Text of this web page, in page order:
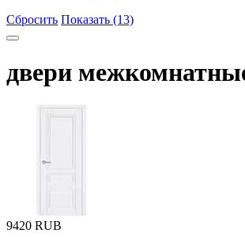
Сбросить Показать (13)
двери
‍9420‍ RUB